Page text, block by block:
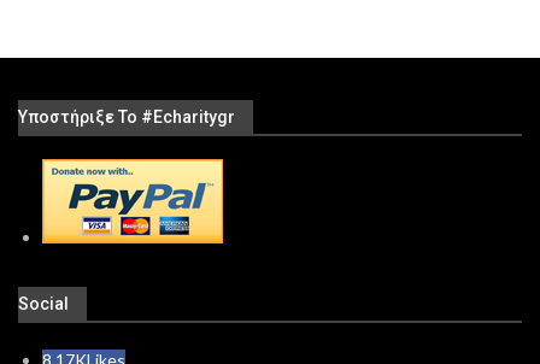
Υποστήριξε Το #echaritygr
Social
8.17KLikes